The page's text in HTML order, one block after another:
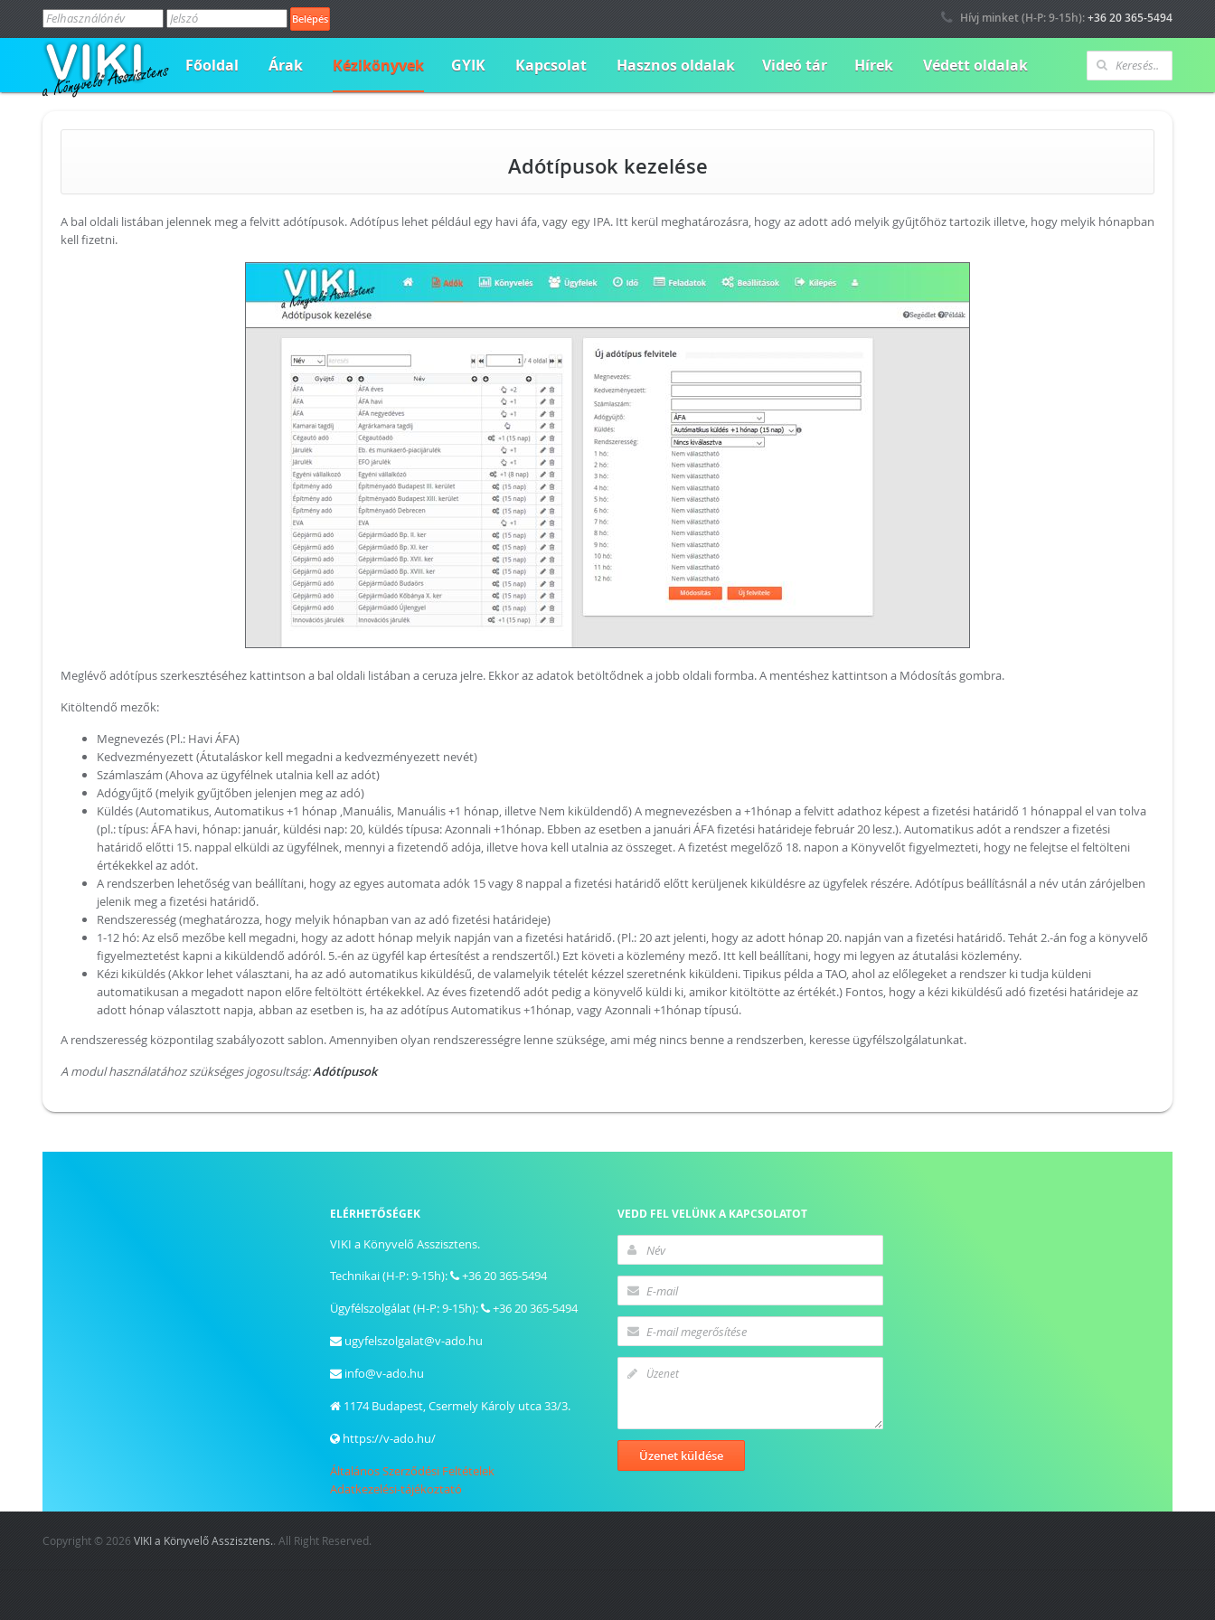
Hívj minket (H-P: 9-15h):+36 20 365-5494
Főoldal Árak Kézikönyvek GYIK Kapcsolat Hasznos oldalak Videó tár Hírek Védett oldalak
Adótípusok kezelése
A bal oldali listában jelennek meg a felvitt adótípusok. Adótípus lehet például egy havi áfa, vagy egy IPA. Itt kerül meghatározásra, hogy az adott adó melyik gyűjtőhöz tartozik illetve, hogy melyik hónapban
kell fizetni.
Meglévő adótípus szerkesztéséhez kattintson a bal oldali listában a ceruza jelre. Ekkor az adatok betöltődnek a jobb oldali formba. A mentéshez kattintson a Módosítás gombra.
Kitöltendő mezők:
Megnevezés (Pl.: Havi ÁFA)
Kedvezményezett (Átutaláskor kell megadni a kedvezményezett nevét)
Számlaszám (Ahova az ügyfélnek utalnia kell az adót)
Adógyűjtő (melyik gyűjtőben jelenjen meg az adó)
Küldés (Automatikus, Automatikus +1 hónap ,Manuális, Manuális +1 hónap, illetve Nem kiküldendő) A megnevezésben a +1hónap a felvitt adathoz képest a fizetési határidő 1 hónappal el van tolva
(pl.: típus: ÁFA havi, hónap: január, küldési nap: 20, küldés típusa: Azonnali +1hónap. Ebben az esetben a januári ÁFA fizetési határideje február 20 lesz.). Automatikus adót a rendszer a fizetési
határidő előtti 15. nappal elküldi az ügyfélnek, mennyi a fizetendő adója, illetve hova kell utalnia az összeget. A fizetést megelőző 18. napon a Könyvelőt figyelmezteti, hogy ne felejtse el feltölteni
értékekkel az adót.
A rendszerben lehetőség van beállítani, hogy az egyes automata adók 15 vagy 8 nappal a fizetési határidő előtt kerüljenek kiküldésre az ügyfelek részére. Adótípus beállításnál a név után zárójelben
jelenik meg a fizetési határidő.
Rendszeresség (meghatározza, hogy melyik hónapban van az adó fizetési határideje)
1-12 hó: Az első mezőbe kell megadni, hogy az adott hónap melyik napján van a fizetési határidő. (Pl.: 20 azt jelenti, hogy az adott hónap 20. napján van a fizetési határidő. Tehát 2.-án fog a könyvelő
figyelmeztetést kapni a kiküldendő adóról. 5.-én az ügyfél kap értesítést a rendszertől.) Ezt követi a közlemény mező. Itt kell beállítani, hogy mi legyen az átutalási közlemény.
Kézi kiküldés (Akkor lehet választani, ha az adó automatikus kiküldésű, de valamelyik tételét kézzel szeretnénk kiküldeni. Tipikus példa a TAO, ahol az előlegeket a rendszer ki tudja küldeni
automatikusan a megadott napon előre feltöltött értékekkel. Az éves fizetendő adót pedig a könyvelő küldi ki, amikor kitöltötte az értékét.) Fontos, hogy a kézi kiküldésű adó fizetési határideje az
adott hónap választott napja, abban az esetben is, ha az adótípus Automatikus +1hónap, vagy Azonnali +1hónap típusú.
A rendszeresség központilag szabályozott sablon. Amennyiben olyan rendszerességre lenne szüksége, ami még nincs benne a rendszerben, keresse ügyfélszolgálatunkat.
A modul használatához szükséges jogosultság:Adótípusok
ELÉRHETŐSÉGEK
VIKI a Könyvelő Asszisztens.
Technikai (H-P: 9-15h):
+36 20 365-5494
Ügyfélszolgálat (H-P: 9-15h):
+36 20 365-5494
ugyfelszolgalat@v-ado.hu
info@v-ado.hu
1174 Budapest,Csermely Károly utca 33/3.
https://v-ado.hu/
Általános Szerződési Feltételek
Adatkezelési-tájékoztató
VEDD FEL VELÜNK A KAPCSOLATOT
Copyright © 2026 VIKI a Könyvelő Asszisztens.. All Right Reserved.